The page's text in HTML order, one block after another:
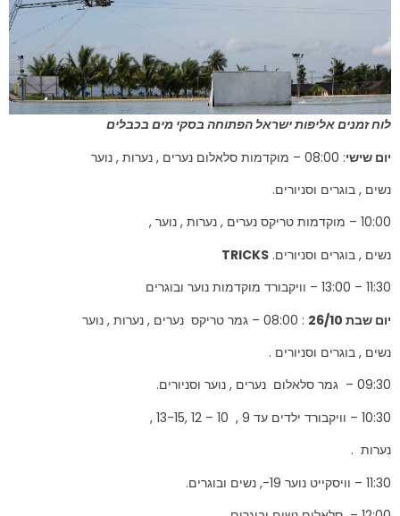
לוח זמנים אליפות ישראל הפתוחה בסקי מים בכבלים
יום שישי: 08:00 – מוקדמות סלאלום נערים , נערות , נוער
נשים , בוגרים וסניורים.
10:00 – מוקדמות טריקס נערים , נערות , נוער ,
נשים , בוגרים וסניורים. TRICKS
11:30 – 13:00 – וויקבורד מוקדמות נוער ובוגרים
יום שבת 26/10
: 08:00 – גמר טריקס נערים , נערות , נוער
נשים , בוגרים וסניורים .
09:30 – גמר סלאלום נערים , נוער וסניורים.
10:30 – וויקבורד ילדים עד 9 , 10 – 12 ,13-15 ,
נערות .
11:30 – וויסקייט נוער 19-, נשים ובוגרים.